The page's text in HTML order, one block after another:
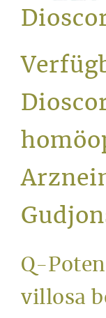
Service
Q-
villosa